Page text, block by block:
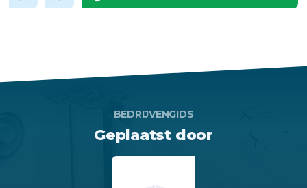
BEDRIJVENGIDS
Geplaatst door